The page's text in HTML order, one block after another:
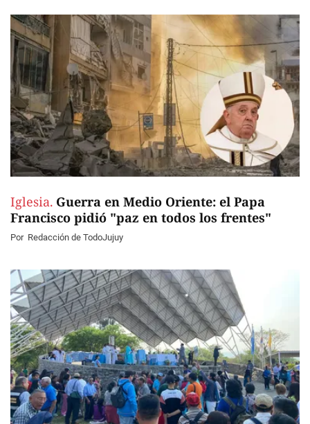
Iglesia. Guerra en Medio Oriente: el Papa
Francisco pidió "paz en todos los frentes"
Por Redacción de TodoJujuy